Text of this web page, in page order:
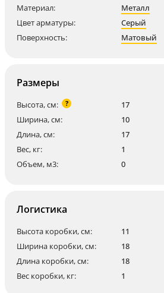
Материал:
Металл
Цвет арматуры:
Серый
Поверхность:
Матовый
Размеры
Высота, см: ?
17
Ширина, см:
10
Длина, см:
17
Вес, кг:
1
Объем, м3:
0
Логистика
Высота коробки, см:
11
Ширина коробки, см:
18
Длина коробки, см:
18
Вес коробки, кг:
1